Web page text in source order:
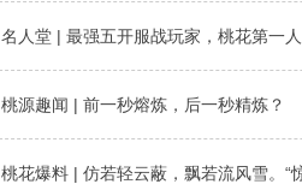
名人堂 | 最强五开服战玩家，桃花第一
桃源趣闻 | 前一秒熔炼，后一秒精炼？
桃花爆料 | 仿若轻云蔽，飘若流风雪。“